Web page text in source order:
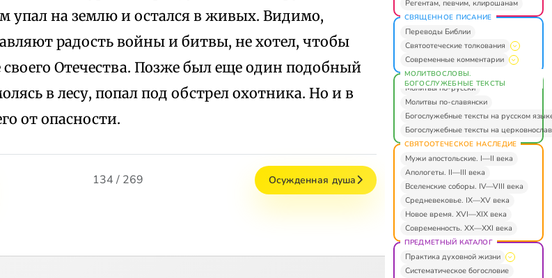
упал на землю и остался в живых. Видимо,
радость войны и битвы, не хотел, чтобы
Отечества. Позже был еще один подобный
в лесу, попал под обстрел охотника. Но и в
от опасности.
134 / 269 Осужденная душа
Регентам, певчим, клирошанам
СВЯЩЕННОЕ ПИСАНИЕ
Переводы Библии
Святоотеческие толкования
Современные комментарии
МОЛИТВОСЛОВЫ.
БОГОСЛУЖЕБНЫЕ ТЕКСТЫ
Молитвы по-русски
Молитвы по-славянски
Богослужебные тексты на русском
Богослужебные тексты на
СВЯТООТЕЧЕСКОЕ НАСЛЕДИЕ
Мужи апостольские. I—II века
Апологеты. II—III века
Вселенские соборы. IV—VIII века
Средневековье. IX—XV века
Новое время. XVI—XIX века
Современность. XX—XXI века
ПРЕДМЕТНЫЙ КАТАЛОГ
Практика духовной жизни
Систематическое богословие